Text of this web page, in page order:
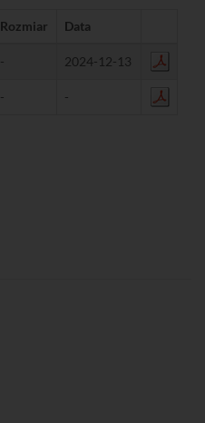
Rozmiar Data
- 2024-12-13
- -